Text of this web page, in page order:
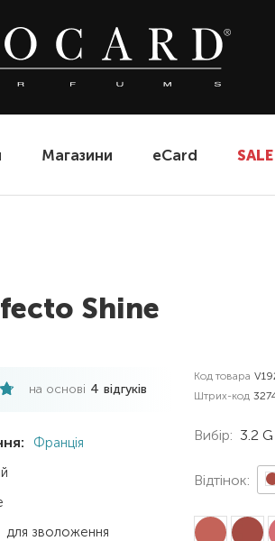
Магазини eCard SALE
Shine
на основі 4 відгуків
Франція
для зволоження
Код товара
Штрих-код
Вибір: 3.2 G
Відтінок: